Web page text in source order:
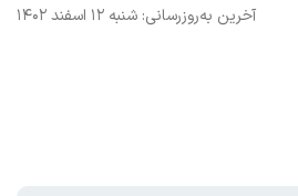
آخرین به‌روزرسانی: شنبه ۱۲ اسفند ۱۴۰۲